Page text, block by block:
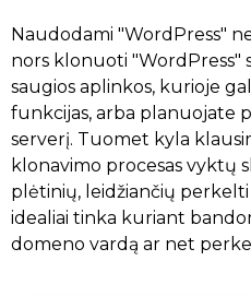
Naudodami "WordPress"
nors klonuoti "WordPress"
saugios aplinkos, kurioje
funkcijas, arba planuojate
serverį. Tuomet kyla
klonavimo procesas vyktų
plėtinių, leidžiančių
idealiai tinka kuriant
domeno vardą ar net